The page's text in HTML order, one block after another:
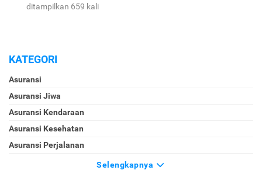
ditampilkan 659 kali
KATEGORI
Asuransi
Asuransi Jiwa
Asuransi Kendaraan
Asuransi Kesehatan
Asuransi Perjalanan
Selengkapnya